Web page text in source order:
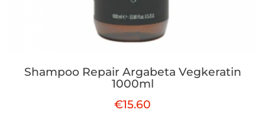
Shampoo Repair Argabeta Vegkeratin
1000ml
€15.60